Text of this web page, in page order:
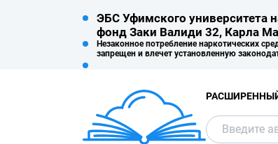
ЭБС Уфимского университета
фонд Заки Валиди 32, Карла
Незаконное потребление наркотических
запрещен и влечет установленную